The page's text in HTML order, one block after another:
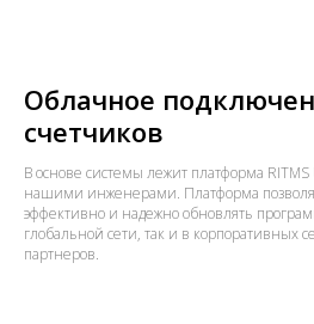
Облачное
счетчиков
В основе системы лежит платформа RITMS
нашими инженерами. Платформа
эффективно и надежно обновлять
глобальной сети, так и в корпоративных
партнеров.